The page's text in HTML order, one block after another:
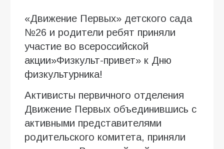
«Движение Первых» детского сада
№26 и родители ребят приняли
участие во всероссийской
акции»Физкульт-привет» к Дню
физкультурника!
Активисты первичного отделения
Движение Первых объединившись с
активными представителями
родительского комитета, приняли